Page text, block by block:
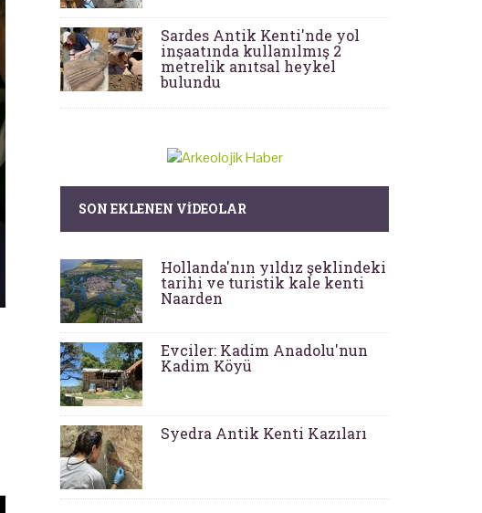
Sardes Antik Kenti'nde yol
inşaatında kullanılmış 2
metrelik anıtsal heykel
bulundu
SON EKLENEN VIDEOLAR
Hollanda'nın yıldız şeklindeki
tarihi ve turistik kale kenti
Naarden
Evciler: Kadim Anadolu'nun
Kadim Köyü
Syedra Antik Kenti Kazıları